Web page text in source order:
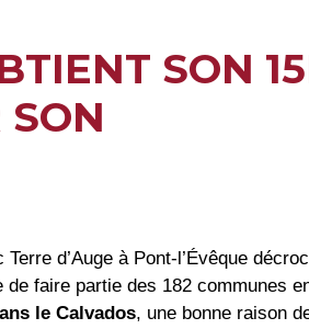
SON
Terre d’Auge à Pont-l’Évêque
de faire partie des 182 communes
le Calvados, une bonne raison